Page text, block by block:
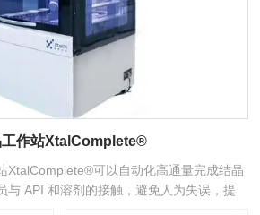
工作站XtalComplete®
XtalComplete®可以自动化高通量完成结晶
与 API 和溶剂的接触，避免人为失误，提